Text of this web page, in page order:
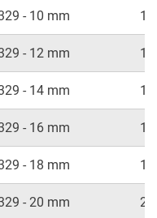
- 10 mm 10
- 12 mm 12
- 14 mm 14
- 16 mm 16
- 18 mm 18
- 20 mm 20